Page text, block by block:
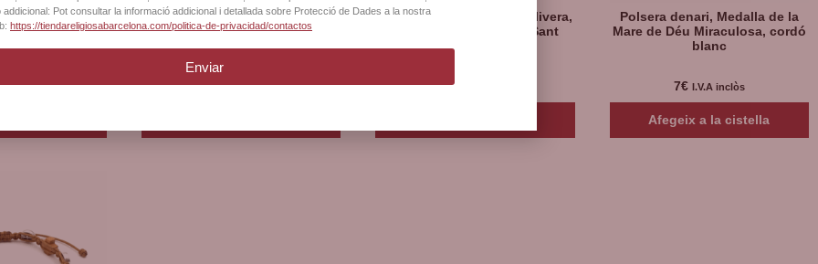
creus de fusta
Sant Benet
inclòs
Polsera elàstica, boles de fusta
d’olivera, Medalla Sant Benet
7€ I.V.A inclòs
Polsera elàstica fusta d’olivera,
Esperit Sant i Medalla Sant
7€
Polsera denari, Medalla de la
Mare de Déu Miraculosa, cordó
blanc
7€ I.V.A inclòs
Afegeix a la cistella
addicional: Pot consultar la informació addicional i detallada sobre Protecció de Dades a la nostra
https://tiendareligiosabarcelona.com/politica-de-privacidad/contactos
Enviar